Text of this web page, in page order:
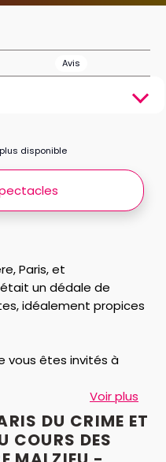
Avis
Paris, et
un dédale de
idéalement propices
vous êtes invités à
haut lieu des exécutions
à l'ancien cimetière
deux pas des organes
Voir plus
disponible
DU CRIME ET
COURS DES